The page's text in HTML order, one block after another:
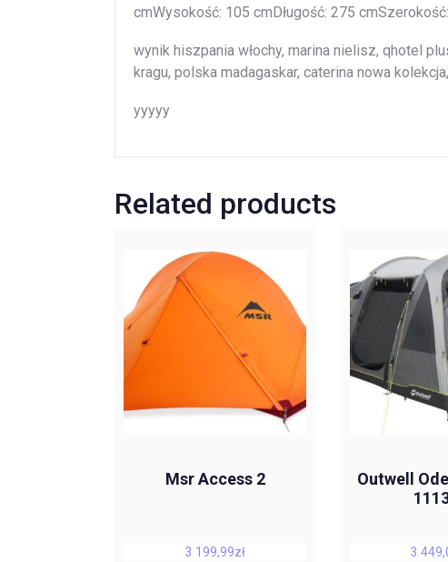
cmWysokość: 105 cmDługość: 275
wynik hiszpania włochy, marina nielisz, qhotel
kragu, polska madagaskar, caterina nowa
yyyyy
Related products
Msr Access 2
3 199,99zł
Outwell
3